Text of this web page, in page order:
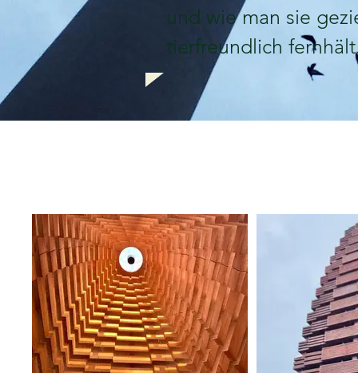
und wie man sie
tierfreundlich